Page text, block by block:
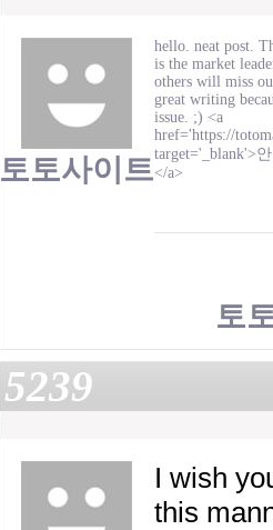
토토사이트
hello. neat post.
is the market
others will miss
great writing
issue. ;) <a
href='https://
target='_blank'>
</a>
토
5239
I wish
this